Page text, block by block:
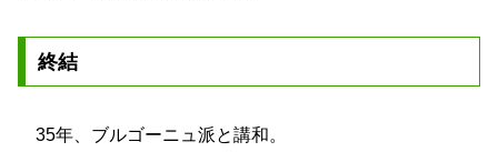
終結
35年、ブルゴーニュ派と講和。